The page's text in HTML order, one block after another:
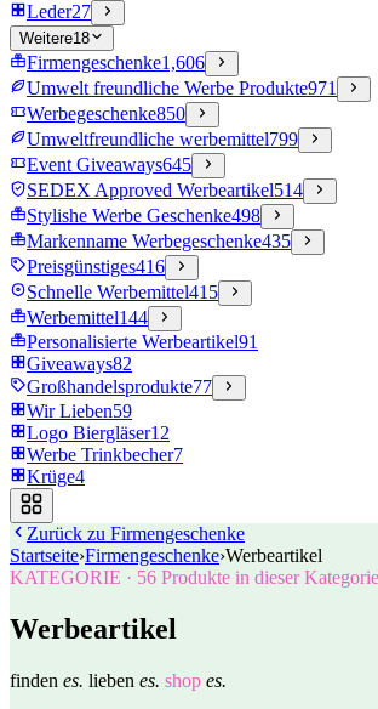
Leder27
Weitere18
Firmengeschenke1,606
Umwelt freundliche Werbe Produkte971
Werbegeschenke850
Umweltfreundliche werbemittel799
Event Giveaways645
SEDEX Approved Werbeartikel514
Stylishe Werbe Geschenke498
Markenname Werbegeschenke435
Preisgünstiges416
Schnelle Werbemittel415
Werbemittel144
Personalisierte Werbeartikel91
Giveaways82
Großhandelsprodukte77
Wir Lieben59
Logo Biergläser12
Werbe Trinkbecher7
Krüge4
Zurück zu Firmengeschenke
Startseite›Firmengeschenke›Werbeartikel
KATEGORIE · 56 Produkte in dieser
Werbeartikel
finden es. lieben es. shop es.